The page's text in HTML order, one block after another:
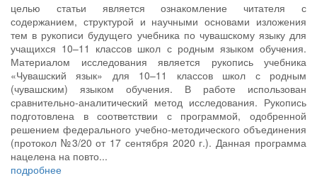
целью статьи является ознакомление читателя с
содержанием, структурой и научными основами изложения
тем в рукописи будущего учебника по чувашскому языку для
учащихся 10–11 классов школ с родным языком обучения.
Материалом исследования является рукопись учебника
«Чувашский язык» для 10–11 классов школ с родным
(чувашским) языком обучения. В работе использован
сравнительно-аналитический метод исследования. Рукопись
подготовлена в соответствии с программой, одобренной
решением федерального учебно-методического объединения
(протокол №3/20 от 17 сентября 2020 г.). Данная программа
нацелена на повто...
подробнее